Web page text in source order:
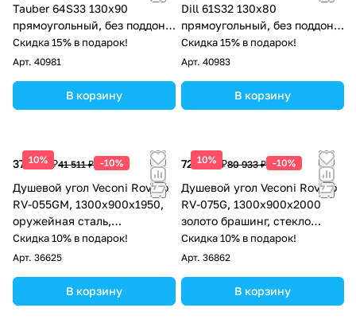
Tauber 64S33 130х90
прямоугольный, без поддона,
прозрачное стекло, черный
Скидка 15% в подарок!
Арт. 40981
В корзину
Dill 61S32 130х80
прямоугольный, без поддона,
прозрачное стекло, черный
Скидка 15% в подарок!
Арт. 40983
В корзину
10%
37 360 ₽41 511 ₽ -10%
Душевой угол Veconi Rovigo
RV-055GM, 1300х900х1950,
оружейная сталь,
прозрачное стекло
Скидка 10% в подарок!
Арт. 36625
В корзину
10%
72 840 ₽80 933 ₽ -10%
Душевой угол Veconi Rovigo
RV-075G, 1300х900х2000
золото брашинг, стекло
прозрачное
Скидка 10% в подарок!
Арт. 36862
В корзину